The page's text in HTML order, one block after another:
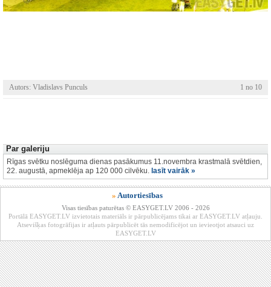
Autors: Vladislavs Punculs 1 no 10
Par galeriju
Rīgas svētku noslēguma dienas pasākumus 11.novembra krastmalā svētdien,
22. augustā, apmeklēja ap 120 000 cilvēku. lasīt vairāk »
» Autortiesības
Visas tiesības paturētas © EASYGET.LV 2006 - 2026
Portālā EASYGET.LV izvietotais materiāls ir pārpublicējams tikai ar EASYGET.LV atļauju.
Atsevišķas fotogrāfijas ir atļauts pārpublicēt tās nemodificējot un ievieotjot atsauci uz
EASYGET.LV